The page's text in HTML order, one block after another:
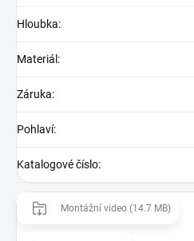
Hloubka:
Materiál :
Záruka:
Pohlaví:
Katalogové číslo:
Montážní video (14.7 MB)